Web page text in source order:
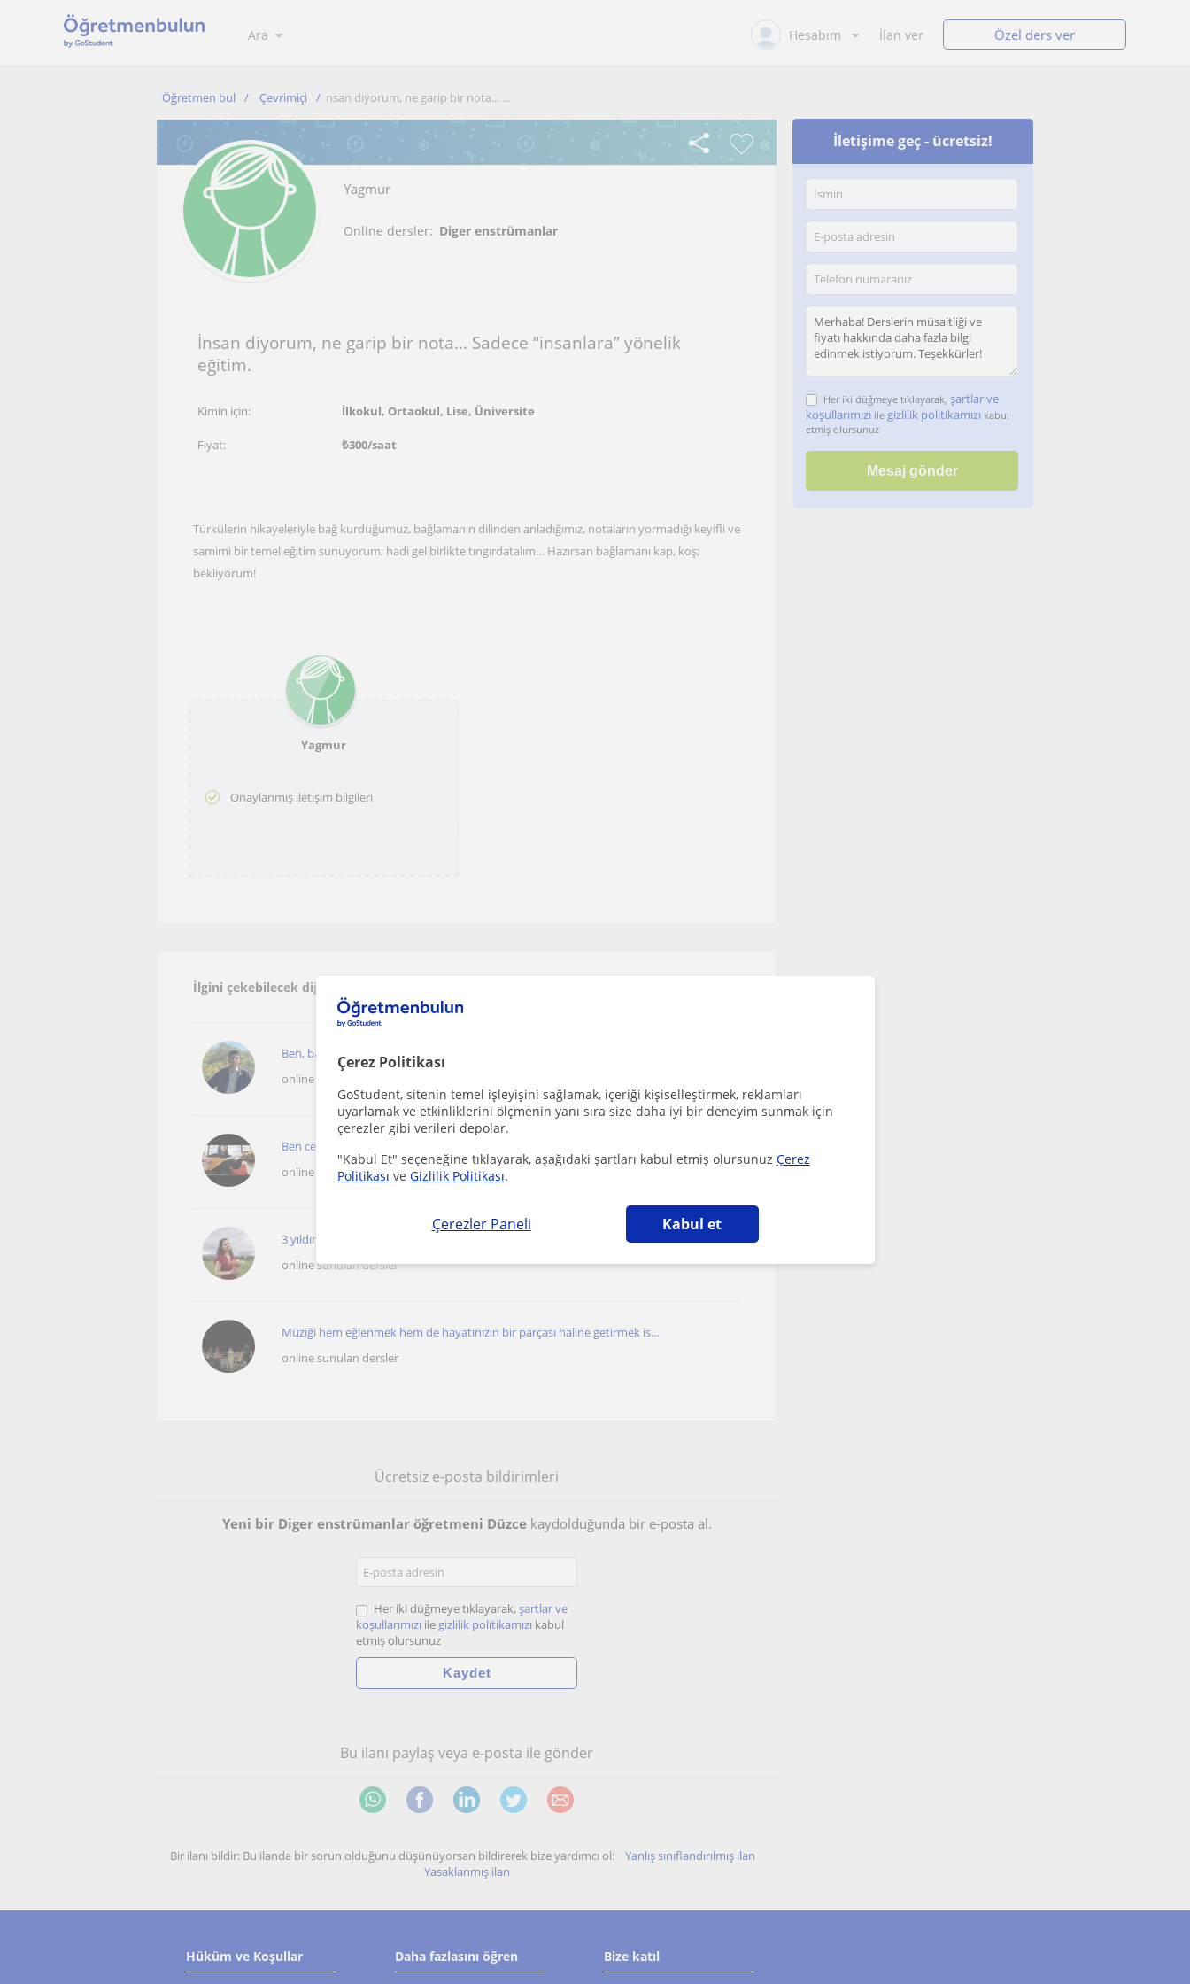
Çerez Politikası
GoStudent, sitenin temel işleyişini sağlamak, içeriği kişiselleştirmek, reklamları
uyarlamak ve etkinliklerini ölçmenin yanı sıra size daha iyi bir deneyim sunmak için
çerezler gibi verileri depolar.
"Kabul Et" seçeneğine tıklayarak, aşağıdaki şartları kabul etmiş olursunuz Çerez
Politikası ve Gizlilik Politikası.
Çerezler Paneli Kabul et
Ara Hesabım İlan ver Özel ders ver
Öğretmen bul Çevrimiçi nsan diyorum, ne garip bir nota... ...
Yagmur
Online dersler: Diger enstrümanlar
İnsan diyorum, ne garip bir nota... Sadece “insanlara” yönelik
eğitim.
Kimin için: İlkokul, Ortaokul, Lise, Üniversite
Fiyat: ₺300/saat
Türkülerin hikayeleriyle bağ kurduğumuz, bağlamanın dilinden anladığımız, notaların yormadığı keyifli ve
samimi bir temel eğitim sunuyorum; hadi gel birlikte tıngırdatalım… Hazırsan bağlamanı kap, koş;
bekliyorum!
Yagmur
Onaylanmış iletişim bilgileri
İlgini çekebilecek diğer online Diger enstrümanlar öğretmenleri
Ben, bağlama alanında kendini geliştirmiş ve edindiğim teknik bilgiyi...
online sunulan dersler
Ben cemile şahin halkegitimde 5 yıldır bağlama hocalığı yapmaktayım v...
online sunulan dersler
3 yıldır ney öğretmek üzerine eğitmenlik yapıyorum. Ney müzik aletine...
online sunulan dersler
Müziği hem eğlenmek hem de hayatınızın bir parçası haline getirmek is...
online sunulan dersler
Ücretsiz e-posta bildirimleri
Yeni bir Diger enstrümanlar öğretmeni Düzce kaydolduğunda bir e-posta al.
Her iki düğmeye tıklayarak, şartlar ve
koşullarımızı ile gizlilik politikamızı kabul
etmiş olursunuz
Bu ilanı paylaş veya e-posta ile gönder
Bir ilanı bildir: Bu ilanda bir sorun olduğunu düşünüyorsan bildirerek bize yardımcı ol: Yanlış sınıflandırılmış ilan
Yasaklanmış ilan
İletişime geç - ücretsiz!
Her iki düğmeye tıklayarak, şartlar ve
koşullarımızı ile gizlilik politikamızı kabul
etmiş olursunuz
Hüküm ve Koşullar Daha fazlasını öğren Bize katıl